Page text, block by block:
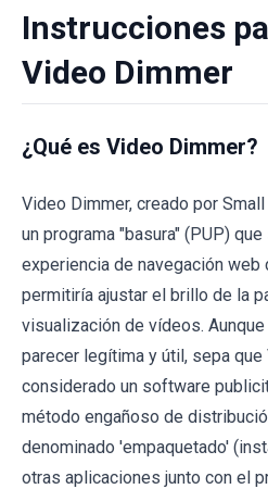
Instrucciones
Video Dimmer
¿Qué es Video Dimmer?
Video Dimmer, creado por
un programa "basura" (PUP)
experiencia de navegación web
permitiría ajustar el brillo de la
visualización de vídeos.
parecer legítima y útil, sepa
considerado un software
método engañoso de
denominado 'empaquetado'
otras aplicaciones junto con el